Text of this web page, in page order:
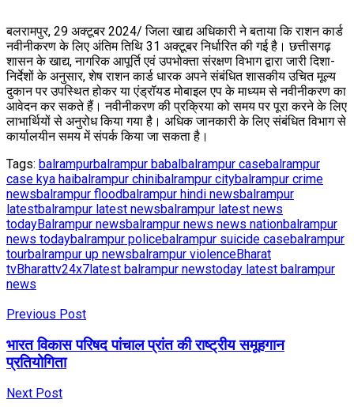
बलरामपुर, 29 अक्टूबर 2024/ जिला खाद्य अधिकारी ने बताया कि राशन कार्ड
नवीनीकरण के लिए अंतिम तिथि 31 अक्टूबर निर्धारित की गई है। छत्तीसगढ़
शासन के खाद्य, नागरिक आपूर्ति एवं उपभोक्ता संरक्षण विभाग द्वारा जारी दिशा-
निर्देशों के अनुसार, शेष राशन कार्ड धारक अपने संबंधित शासकीय उचित मूल्य
दुकान पर उपस्थित होकर या एंड्रॉयड मोबाइल एप के माध्यम से नवीनीकरण का
आवेदन कर सकते हैं। नवीनीकरण की प्रक्रिया को समय पर पूरा करने के लिए
लाभार्थियों से अनुरोध किया गया है। अधिक जानकारी के लिए संबंधित विभाग से
कार्यालयीन समय में संपर्क किया जा सकता है।
Tags: balrampurbalrampur babalbalrampur casebalrampur
case kya haibalrampur chinibalrampur citybalrampur crime
newsbalrampur floodbalrampur hindi newsbalrampur
latestbalrampur latest newsbalrampur latest news
todayBalrampur newsbalrampur news news nationbalrampur
news todaybalrampur policebalrampur suicide casebalrampur
tourbalrampur up newsbalrampur violenceBharat
tvBharattv24x7latest balrampur newstoday latest balrampur
news
Previous Post
भारत विकास परिषद पांचाल प्रांत की राष्ट्रीय समूहगान
प्रतियोगिता
Next Post